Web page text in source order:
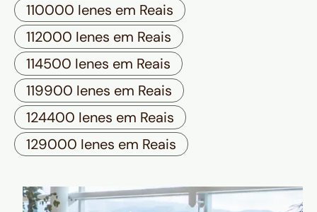
110000 Ienes em Reais
112000 Ienes em Reais
114500 Ienes em Reais
119900 Ienes em Reais
124400 Ienes em Reais
129000 Ienes em Reais